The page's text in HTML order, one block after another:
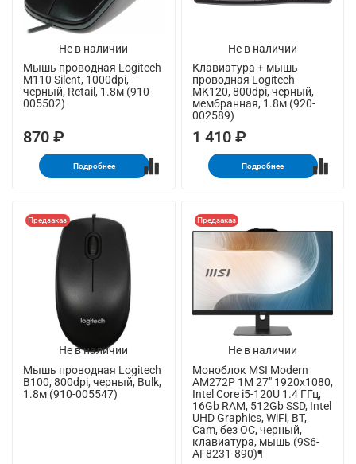
Не в наличии
Мышь проводная Logitech
M110 Silent, 1000dpi,
черный, Retail, 1.8м (910-
005502)
870 ₽
Подробнее
Не в наличии
Клавиатура + мышь
проводная Logitech
MK120, 800dpi, черный,
мембранная, 1.8м (920-
002589)
1 410 ₽
Подробнее
Не в наличии
Предзаказ
Мышь проводная Logitech
B100, 800dpi, черный, Bulk,
1.8м (910-005547)
Не в наличии
Предзаказ
Моноблок MSI Modern
AM272P 1M 27" 1920x1080,
Intel Core i5-120U 1.4 ГГц,
16Gb RAM, 512Gb SSD, Intel
UHD Graphics, WiFi, BT,
Cam, без ОС, черный,
клавиатура, мышь (9S6-
AF8231-890)¶